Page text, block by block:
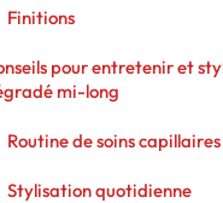
Finitions
pour entretenir et
mi-long
Routine de soins capillaires
Stylisation quotidienne